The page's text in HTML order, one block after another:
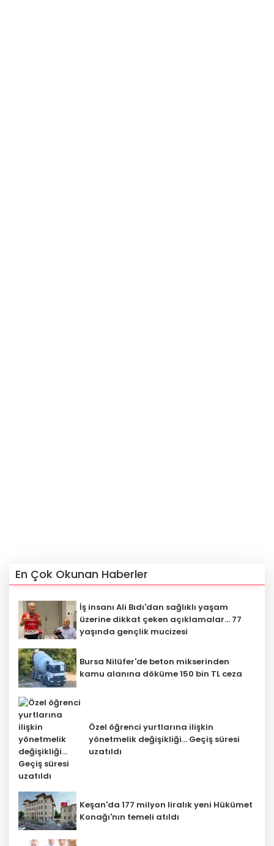
En Çok Okunan Haberler
İş insanı Ali Bıdı'dan sağlıklı yaşam
üzerine dikkat çeken açıklamalar... 77
yaşında gençlik mucizesi
Bursa Nilüfer'de beton mikserinden
kamu alanına döküme 150 bin TL ceza
Özel öğrenci yurtlarına ilişkin
yönetmelik değişikliği... Geçiş süresi
uzatıldı
Keşan'da 177 milyon liralık yeni Hükümet
Konağı'nın temeli atıldı